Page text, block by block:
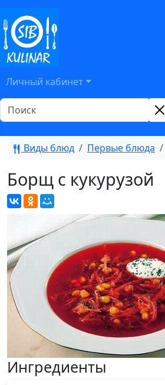
Личный кабинет
Виды блюд Первые блюда
Борщ с кукурузой
Ингредиенты